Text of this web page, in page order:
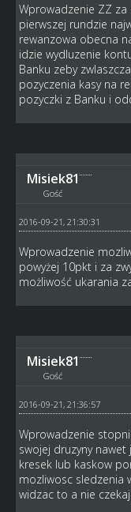
Wprowadzenie ZZ
pierwszej rundzie
rewanzowa obecna
idzie wydluzenie
Banku zeby
pozyczenia kasy na
pozyczki z Banku i
Misiek81
Gość
2016-09-21, 21:30:31
Wprowadzenie
powyżej 10pkt i za
możliwość ukarania
Misiek81
Gość
2016-09-21, 21:36:57
Wprowadzenie
swojej druzyny
kresek lub kaskow
mozliwosc sledzenia
widzac to a nie